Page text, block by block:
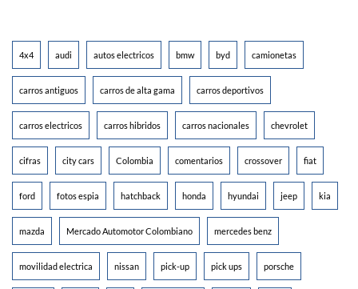
4x4 audi autos electricos bmw byd camionetas
carros antiguos carros de alta gama carros deportivos
carros electricos carros hibridos carros nacionales chevrolet
cifras city cars Colombia comentarios crossover fiat
ford fotos espia hatchback honda hyundai jeep kia
mazda Mercado Automotor Colombiano mercedes benz
movilidad electrica nissan pick-up pick ups porsche